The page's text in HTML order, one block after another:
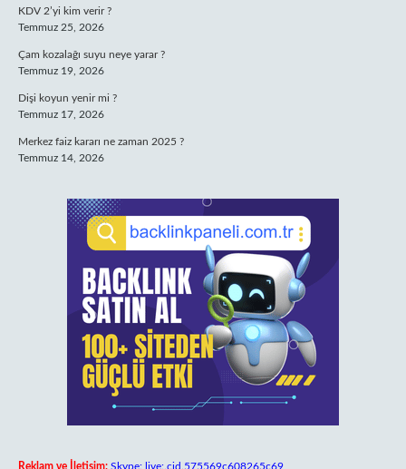
KDV 2’yi kim verir ?
Temmuz 25, 2026
Çam kozalağı suyu neye yarar ?
Temmuz 19, 2026
Dişi koyun yenir mi ?
Temmuz 17, 2026
Merkez faiz kararı ne zaman 2025 ?
Temmuz 14, 2026
Reklam ve İletişim: Skype: live:.cid.575569c608265c69